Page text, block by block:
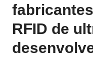
RFID de